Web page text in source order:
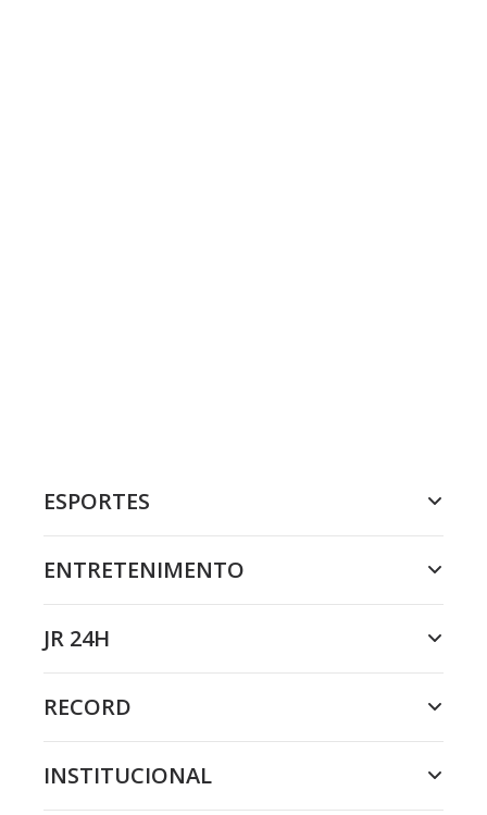
ESPORTES
ENTRETENIMENTO
JR 24H
RECORD
INSTITUCIONAL